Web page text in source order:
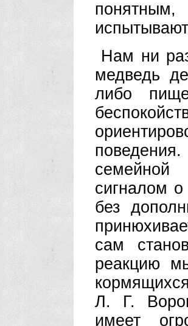
Нам ни
медведь
либо
семейной
сигналом
без
сам
реакцию
Л. Г.
имеет